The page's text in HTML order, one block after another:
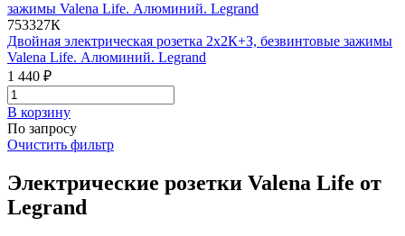
753327К
Двойная электрическая розетка 2х2К+З, безвинтовые зажимы
Valena Life. Алюминий. Legrand
1 440 ₽
В корзинy
По запросу
Очистить фильтр
Электрические розетки Valena Life от
Legrand